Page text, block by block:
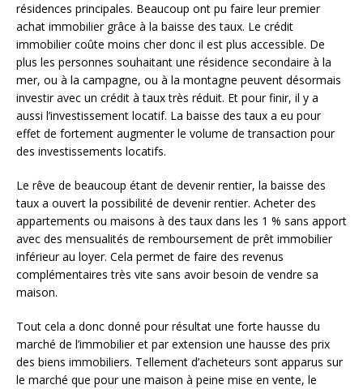
résidences principales. Beaucoup ont pu faire leur premier
achat immobilier grâce à la baisse des taux. Le crédit
immobilier coûte moins cher donc il est plus accessible. De
plus les personnes souhaitant une résidence secondaire à la
mer, ou à la campagne, ou à la montagne peuvent désormais
investir avec un crédit à taux très réduit. Et pour finir, il y a
aussi l’investissement locatif. La baisse des taux a eu pour
effet de fortement augmenter le volume de transaction pour
des investissements locatifs.
Le rêve de beaucoup étant de devenir rentier, la baisse des
taux a ouvert la possibilité de devenir rentier. Acheter des
appartements ou maisons à des taux dans les 1 % sans apport
avec des mensualités de remboursement de prêt immobilier
inférieur au loyer. Cela permet de faire des revenus
complémentaires très vite sans avoir besoin de vendre sa
maison.
Tout cela a donc donné pour résultat une forte hausse du
marché de l’immobilier et par extension une hausse des prix
des biens immobiliers. Tellement d’acheteurs sont apparus sur
le marché que pour une maison à peine mise en vente, le